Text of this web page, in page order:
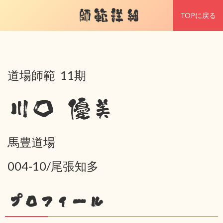
師範詳細 TOPに戻る
道場師範 11期
川口 優美
馬豊道場
004-10/尾張知多
プロフィール